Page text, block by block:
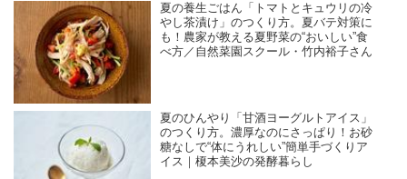
夏の養生ごはん「トマトとキュウリの冷
やし茶漬け」のつくり方。夏バテ対策に
も！農家が教える夏野菜の“おいしい”食
べ方／自然菜園スクール・竹内裕子さん
夏のひんやり「甘酒ヨーグルトアイス」
のつくり方。濃厚なのにさっぱり！お砂
糖なしで“体にうれしい”簡単手づくりア
イス｜榎本美沙の発酵暮らし